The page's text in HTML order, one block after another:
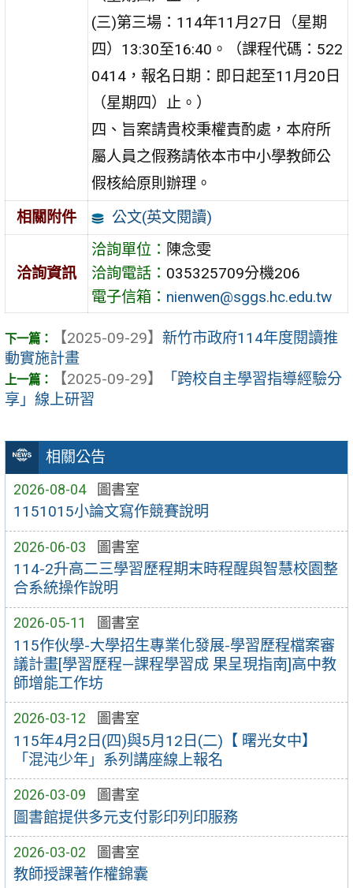
相關公告
2026-08-04 圖書室
1151015小論文寫作競賽說明
2026-06-03 圖書室
114-2升高二三學習歷程期末時程醒與智慧校園整
合系統操作說明
2026-05-11 圖書室
115作伙學-大學招生專業化發展-學習歷程檔案審
議計畫[學習歷程—課程學習成 果呈現指南]高中教
師增能工作坊
2026-03-12 圖書室
115年4月2日(四)與5月12日(二)【 曙光女中】
「混沌少年」系列講座線上報名
2026-03-09 圖書室
圖書館提供多元支付影印列印服務
2026-03-02 圖書室
教師授課著作權錦囊
(三)第三場：114年11月27日（星期
四）13:30至16:40。（課程代碼：522
0414，報名日期：即日起至11月20日
（星期四）止。）
四、旨案請貴校秉權責酌處，本府所
屬人員之假務請依本市中小學教師公
假核給原則辦理。
相關附件
公文(英文閱讀)
洽詢資訊
洽詢單位： 陳念雯
洽詢電話： 035325709分機206
電子信箱： nienwen@sggs.hc.edu.tw
【2025-09-29】 新竹市政府114年度閱讀推
動實施計畫
【2025-09-29】
「跨校自主學習指導經驗分
享」線上研習